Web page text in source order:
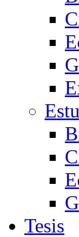
Tesis